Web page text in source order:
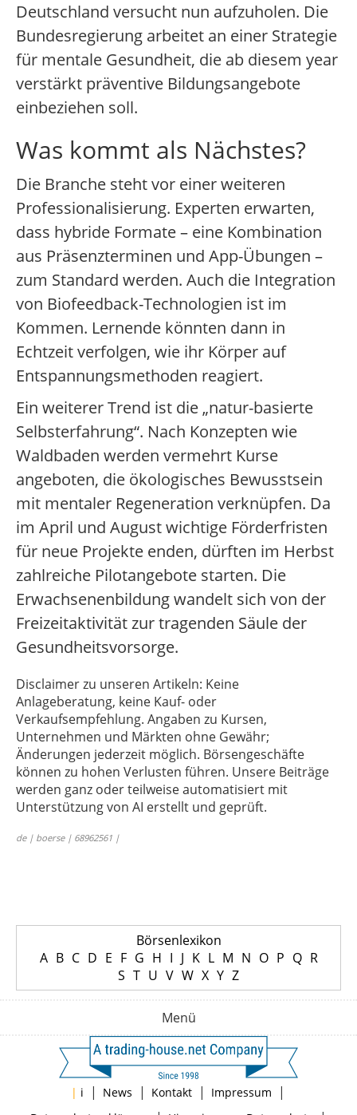
Deutschland versucht nun aufzuholen. Die
Bundesregierung arbeitet an einer Strategie
für mentale Gesundheit, die ab diesem year
verstärkt präventive Bildungsangebote
einbeziehen soll.
Was kommt als Nächstes?
Die Branche steht vor einer weiteren
Professionalisierung. Experten erwarten,
dass hybride Formate – eine Kombination
aus Präsenzterminen und App-Übungen –
zum Standard werden. Auch die Integration
von Biofeedback-Technologien ist im
Kommen. Lernende könnten dann in
Echtzeit verfolgen, wie ihr Körper auf
Entspannungsmethoden reagiert.
Ein weiterer Trend ist die „natur-basierte
Selbsterfahrung“. Nach Konzepten wie
Waldbaden werden vermehrt Kurse
angeboten, die ökologisches Bewusstsein
mit mentaler Regeneration verknüpfen. Da
im April und August wichtige Förderfristen
für neue Projekte enden, dürften im Herbst
zahlreiche Pilotangebote starten. Die
Erwachsenenbildung wandelt sich von der
Freizeitaktivität zur tragenden Säule der
Gesundheitsvorsorge.
Disclaimer zu unseren Artikeln: Keine
Anlageberatung, keine Kauf- oder
Verkaufsempfehlung. Angaben zu Kursen,
Unternehmen und Märkten ohne Gewähr;
Änderungen jederzeit möglich. Börsengeschäfte
können zu hohen Verlusten führen. Unsere Beiträge
werden ganz oder teilweise automatisiert mit
Unterstützung von AI erstellt und geprüft.
de | boerse | 68962561 |
Börsenlexikon
A B C D E F G H I J K L M N O P Q R
S T U V W X Y Z
Menü
| i | News | Kontakt | Impressum |